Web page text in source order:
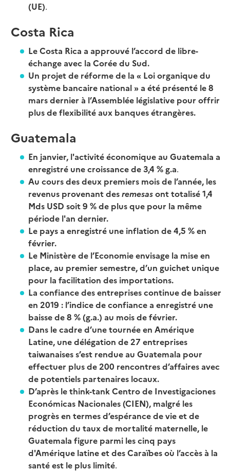
(UE).
Costa Rica
Le Costa Rica a approuvé l’accord de libre-
échange avec la Corée du Sud.
Un projet de réforme de la « Loi organique du
système bancaire national » a été présenté le 8
mars dernier à l’Assemblée législative pour offrir
plus de flexibilité aux banques étrangères.
Guatemala
En janvier, l'activité économique au Guatemala a
enregistré une croissance de 3,4 % g.a.
Au cours des deux premiers mois de l’année, les
revenus provenant desremesasont totalisé 1,4
Mds USD soit 9 % de plus que pour la même
période l'an dernier.
Le pays a enregistré une inflation de 4,5 % en
février.
Le Ministère de l’Economie envisage la mise en
place, au premier semestre, d’un guichet unique
pour la facilitation des importations.
La confiance des entreprises continue de baisser
en 2019 : l’indice de confiance a enregistré une
baisse de 8 % (g.a.) au mois de février.
Dans le cadre d’une tournée en Amérique
Latine, une délégation de 27 entreprises
taiwanaises s’est rendue au Guatemala pour
effectuer plus de 200 rencontres d’affaires avec
de potentiels partenaires locaux.
D’après le think-tank Centro de Investigaciones
Económicas Nacionales (CIEN), malgré les
progrès en termes d’espérance de vie et de
réduction du taux de mortalité maternelle, le
Guatemala figure parmi les cinq pays
d'Amérique latine et des Caraïbes où l’accès à la
santé est le plus limité.